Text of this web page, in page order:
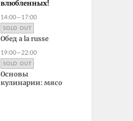
влюбленных!
14:00—17:00
SOLD OUT
Обед a la russe
19:00—22:00
SOLD OUT
Основы
кулинарии: мясо